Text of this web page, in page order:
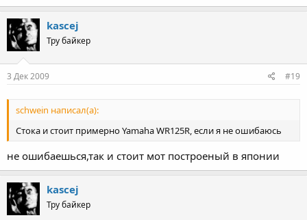
kascej
Тру байкер
3 Дек 2009 #19
schwein написал(а):
Стока и стоит примерно Yamaha WR125R, если я не ошибаюсь
не ошибаешься,так и стоит мот построеный в японии
kascej
Тру байкер